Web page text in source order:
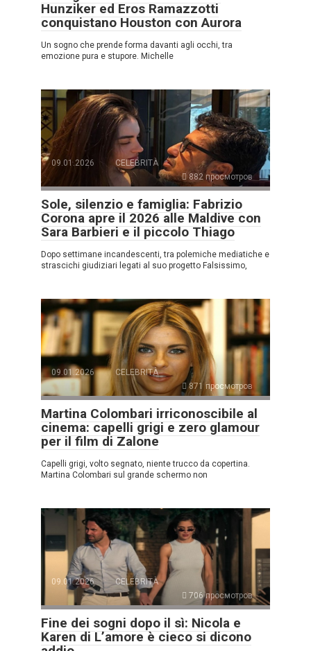
Hunziker ed Eros Ramazzotti
conquistano Houston con Aurora
Un sogno che prende forma davanti agli occhi, tra
emozione pura e stupore. Michelle
09.01.2026
CELEBRITÀ
882 просмотров
Sole, silenzio e famiglia: Fabrizio
Corona apre il 2026 alle Maldive con
Sara Barbieri e il piccolo Thiago
Dopo settimane incandescenti, tra polemiche mediatiche e
strascichi giudiziari legati al suo progetto Falsissimo,
09.01.2026
CELEBRITÀ
871 просмотров
Martina Colombari irriconoscibile al
cinema: capelli grigi e zero glamour
per il film di Zalone
Capelli grigi, volto segnato, niente trucco da copertina.
Martina Colombari sul grande schermo non
09.01.2026
CELEBRITÀ
706 просмотров
Fine dei sogni dopo il sì: Nicola e
Karen di L’amore è cieco si dicono